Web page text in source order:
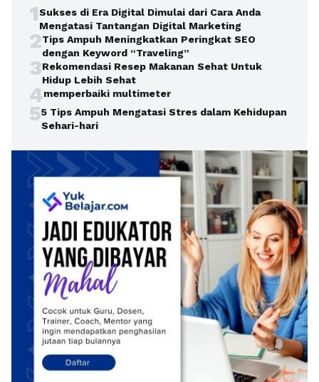
1Sukses di Era Digital Dimulai dari Cara Anda
Mengatasi Tantangan Digital Marketing
2Tips Ampuh Meningkatkan Peringkat SEO
dengan Keyword “Traveling”
3Rekomendasi Resep Makanan Sehat Untuk
Hidup Lebih Sehat
4memperbaiki multimeter
55 Tips Ampuh Mengatasi Stres dalam Kehidupan
Sehari-hari